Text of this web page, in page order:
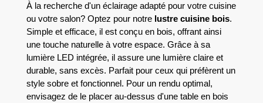
À la recherche d'un éclairage adapté pour votre cuisine
ou votre salon? Optez pour notre lustre cuisine bois.
Simple et efficace, il est conçu en bois, offrant ainsi
une touche naturelle à votre espace. Grâce à sa
lumière LED intégrée, il assure une lumière claire et
durable, sans excès. Parfait pour ceux qui préfèrent un
style sobre et fonctionnel. Pour un rendu optimal,
envisagez de le placer au-dessus d'une table en bois